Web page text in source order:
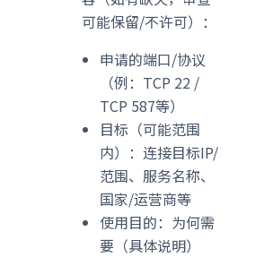
可能保留/不许可）：
申请的端口/协议
（例：TCP 22 /
TCP 587等）
目标（可能范围
内）：连接目标IP/
范围、服务名称、
国家/运营商等
使用目的：为何需
要（具体说明）